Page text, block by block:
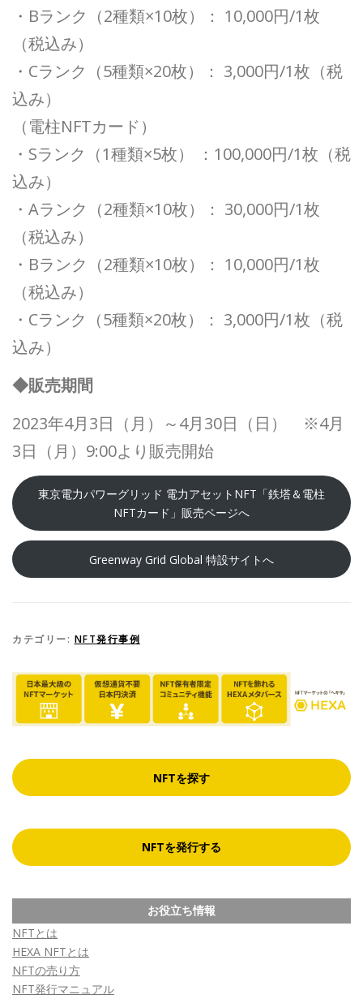
・Bランク（2種類×10枚）： 10,000円/1枚
（税込み）
・Cランク（5種類×20枚）： 3,000円/1枚（税
込み）
（電柱NFTカード）
・Sランク（1種類×5枚） ：100,000円/1枚（税
込み）
・Aランク（2種類×10枚）： 30,000円/1枚
（税込み）
・Bランク（2種類×10枚）： 10,000円/1枚
（税込み）
・Cランク（5種類×20枚）： 3,000円/1枚（税
込み）
◆販売期間
2023年4月3日（月）～4月30日（日） ※4月
3日（月）9:00より販売開始
東京電力パワーグリッド 電力アセットNFT「鉄塔＆電柱
NFTカード」販売ページへ
Greenway Grid Global 特設サイトへ
カテゴリー: NFT発行事例
NFTを探す
NFTを発行する
お役立ち情報
NFTとは
HEXA NFTとは
NFTの売り方
NFT発行マニュアル